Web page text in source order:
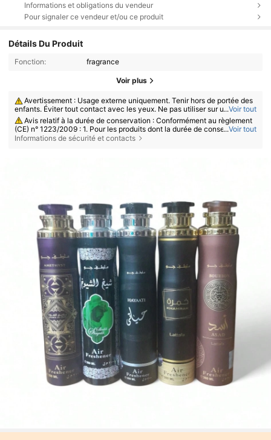
Informations et obligations du vendeur
Pour signaler ce vendeur et/ou ce produit
Détails Du Produit
Fonction: fragrance
Voir plus
Avertissement : Usage externe uniquement. Tenir hors de portée des
enfants. Éviter tout contact avec les yeux. Ne pas utiliser sur une peau l
ésée ou irritée. Cesser l’utilisation en cas d’irritation.
...Voir tout
Avis relatif à la durée de conservation : Conformément au règlement
(CE) n° 1223/2009 : 1. Pour les produits dont la durée de conservation to
tale est ≤ 30 mois : la date de péremption est indiquée par un symbole d
Veuillez vous référer exclusivement aux indications imprimées sur l’emb
allage physique du produit ; cesser immédiatement l’utilisation en cas d
e détérioration.
...Voir tout
Informations de sécurité et contacts